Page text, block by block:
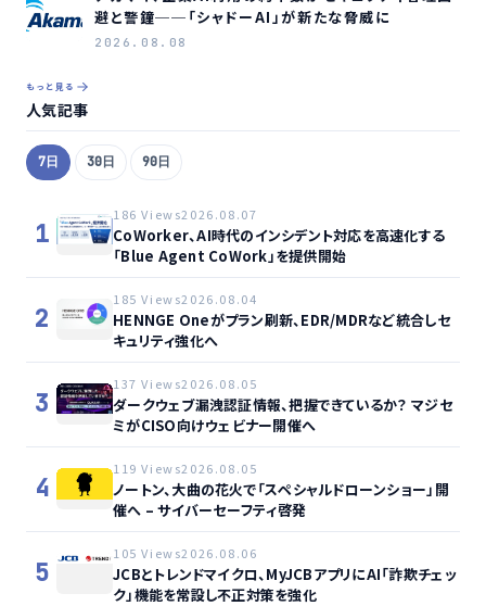
避と警鐘──「シャドーAI」が新たな脅威に
2026.08.08
もっと見る
人気記事
7日 30日 90日
1
186 Views2026.08.07
CoWorker、AI時代のインシデント対応を高速化する
「Blue Agent CoWork」を提供開始
2
185 Views2026.08.04
HENNGE Oneがプラン刷新、EDR/MDRなど統合しセ
キュリティ強化へ
3
137 Views2026.08.05
ダークウェブ漏洩認証情報、把握できているか？ マジセ
ミがCISO向けウェビナー開催へ
4
119 Views2026.08.05
ノートン、大曲の花火で「スペシャルドローンショー」開
催へ – サイバーセーフティ啓発
5
105 Views2026.08.06
JCBとトレンドマイクロ、MyJCBアプリにAI「詐欺チェッ
ク」機能を常設し不正対策を強化